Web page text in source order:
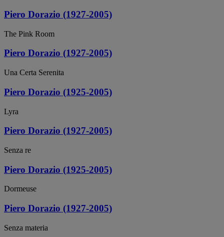
Piero Dorazio (1927-2005)
The Pink Room
Piero Dorazio (1927-2005)
Una Certa Serenita
Piero Dorazio (1925-2005)
Lyra
Piero Dorazio (1927-2005)
Senza re
Piero Dorazio (1925-2005)
Dormeuse
Piero Dorazio (1927-2005)
Senza materia